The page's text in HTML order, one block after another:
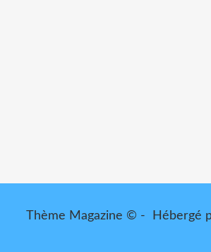
Thème Magazine © - Hébergé